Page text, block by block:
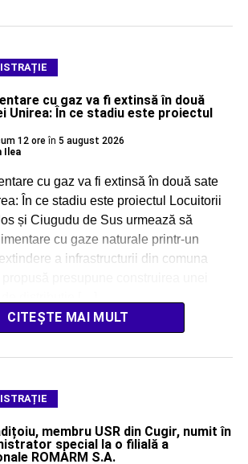
cu gaz va fi extinsă în două
Unirea: În ce stadiu este proiectul
12 ore în 5 august 2026
Ilea
cu gaz va fi extinsă în două sate
În ce stadiu este proiectul Locuitorii
și Ciugudu de Sus urmează să
cu gaze naturale printr-un
a infrastructurii din comuna
CITEȘTE MAI MULT
membru USR din Cugir, numit în
special la o filială a
ROMARM S.A.